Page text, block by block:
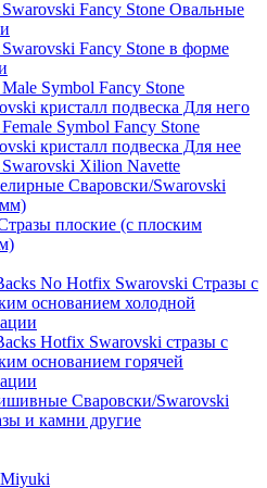
Fancy Stone Овальные
Fancy Stone в форме
Symbol Fancy Stone
кристалл подвеска Для него
Symbol Fancy Stone
кристалл подвеска Для нее
Xilion Navette
Сваровски/Swarovski
плоские (с плоским
No Hotfix Swarovski Стразы с
основанием холодной
Hotfix Swarovski стразы с
основанием горячей
Сваровски/Swarovski
и камни другие